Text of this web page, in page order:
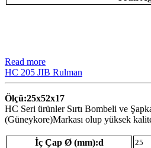
Read more
HC 205 JIB Rulman
Ölçü:25x52x17
HC Seri ürünler Sırtı Bombeli ve
(Güneykore)Markası olup yüksek
İç Çap Ø (mm):d 25